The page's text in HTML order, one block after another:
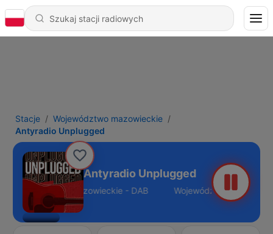
Stacje
Województwo mazowieckie
Antyradio Unplugged
Antyradio Unplugged
Województwo mazowieckie - DAB